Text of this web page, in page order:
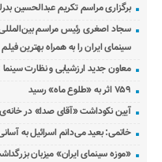
برگزاری مراسم تکریم عبدالحسین
سجاد اصغری رئیس مراسم
سینمای ایران را به همراه بهترین
معاون جدید ارزشیابی و نظارت
۷۵۹ اثر به «طلوع ماه» رسید
آیین نکوداشت «آقای صدا» در خانه‌ی
خاتمی: بعید می‌دانم اسرائیل به
«موزه سینمای ایران» میزبان